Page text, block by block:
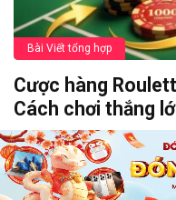
Bài Viết tổng hợp
Cược hàng
Cách chơi thắng
29/05/2026